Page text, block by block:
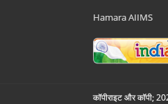
Hamara AIIMS
कॉपीराइट और कॉपी;